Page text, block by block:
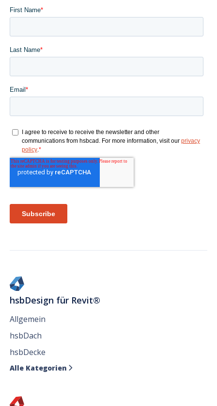
hsbDesign für Revit®
Allgemein
hsbDach
hsbDecke
Alle Kategorien 